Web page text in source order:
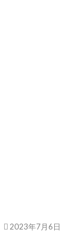
2023年7月6日